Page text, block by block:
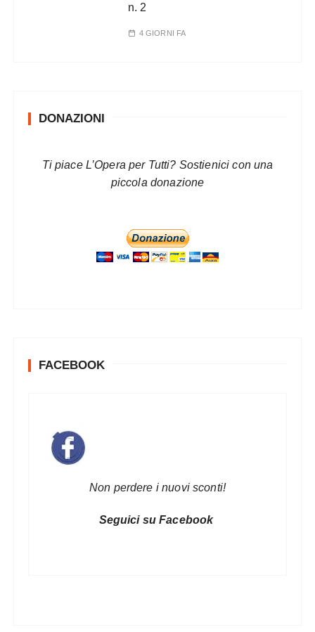
n. 2
4 GIORNI FA
DONAZIONI
Ti piace L’Opera per Tutti? Sostienici con una
piccola donazione
FACEBOOK
Non perdere i nuovi sconti!
Seguici su Facebook